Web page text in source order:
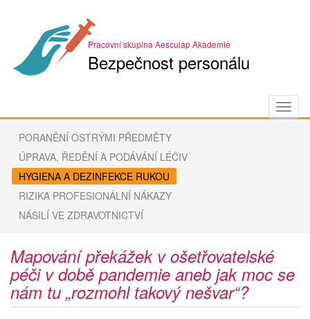
Pracovní skupina Aesculap Akademie
Bezpečnost personálu
PORANĚNÍ OSTRÝMI PŘEDMĚTY
ÚPRAVA, ŘEDĚNÍ A PODÁVÁNÍ LÉČIV
HYGIENA A DEZINFEKCE RUKOU
RIZIKA PROFESIONÁLNÍ NÁKAZY
NÁSILÍ VE ZDRAVOTNICTVÍ
Mapování překážek v ošetřovatelské
péči v době pandemie aneb jak moc se
nám tu „rozmohl takový nešvar“?